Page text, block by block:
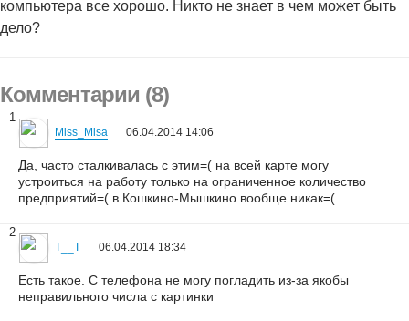
компьютера все хорошо. Никто не знает в чем может быть
дело?
Комментарии (8)
1
Miss_Misa 06.04.2014 14:06
Да, часто сталкивалась с этим=( на всей карте могу
устроиться на работу только на ограниченное количество
предприятий=( в Кошкино-Мышкино вообще никак=(
2
T__T 06.04.2014 18:34
Есть такое. С телефона не могу погладить из-за якобы
неправильного числа с картинки